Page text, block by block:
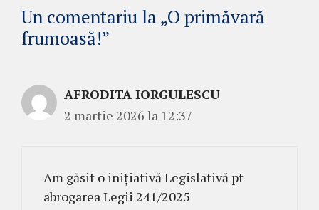
Un comentariu la „O primăvară
frumoasă!”
AFRODITA IORGULESCU
2 martie 2026 la 12:37
Am găsit o inițiativă Legislativă pt
abrogarea Legii 241/2025